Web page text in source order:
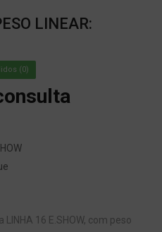
LINEAR:
(0)
16 E.SHOW, com peso